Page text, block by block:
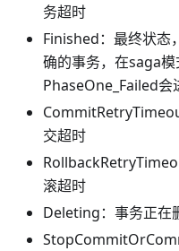
务超时
Finished：最终状态
确的事务，在saga
PhaseOne_Failed会
交超时
滚超时
Deleting：事务正在